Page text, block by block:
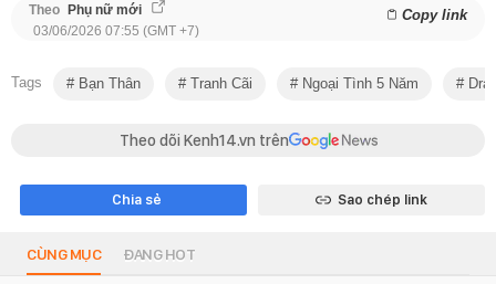
Theo Phụ nữ mới Copy link
03/06/2026 07:55 (GMT +7)
Tags Bạn Thân Tranh Cãi Ngoại Tình 5 Năm
Theo dõi Kenh14.vn trên
Chia sẻ Sao chép link
CÙNG MỤC ĐANG HOT